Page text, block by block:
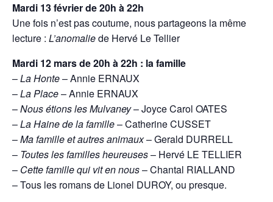
Mardi 13 févrierde 20h à 22h
Une fois n’est pas coutume, nous partageons la même
lecture : L’anomaliede Hervé Le Tellier
Mardi 12 marsde 20h à 22h : la famille
–La Honte– Annie ERNAUX
–La Place– Annie ERNAUX
–Nous étions les Mulvaney– Joyce Carol OATES
–La Haine de la famille– Catherine CUSSET
–Ma famille et autres animaux– Gerald DURRELL
– Toutes les familles heureuses– Hervé LE TELLIER
– Cette famille qui vit en nous– Chantal RIALLAND
– Tous les romans de Lionel DUROY, ou presque.